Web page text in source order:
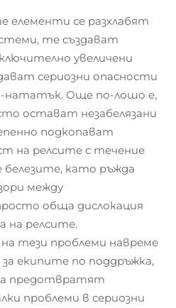
елементи се разхлабят
те създават
увеличени
сериозни опасности
нататък. Още по-лошо е,
остават незабелязани
подкопават
на релсите с течение
като ръжда
между
обща дислокация
на релсите.
тези проблеми навреме
за екипите по поддръжка,
предотвратят
проблеми в сериозни